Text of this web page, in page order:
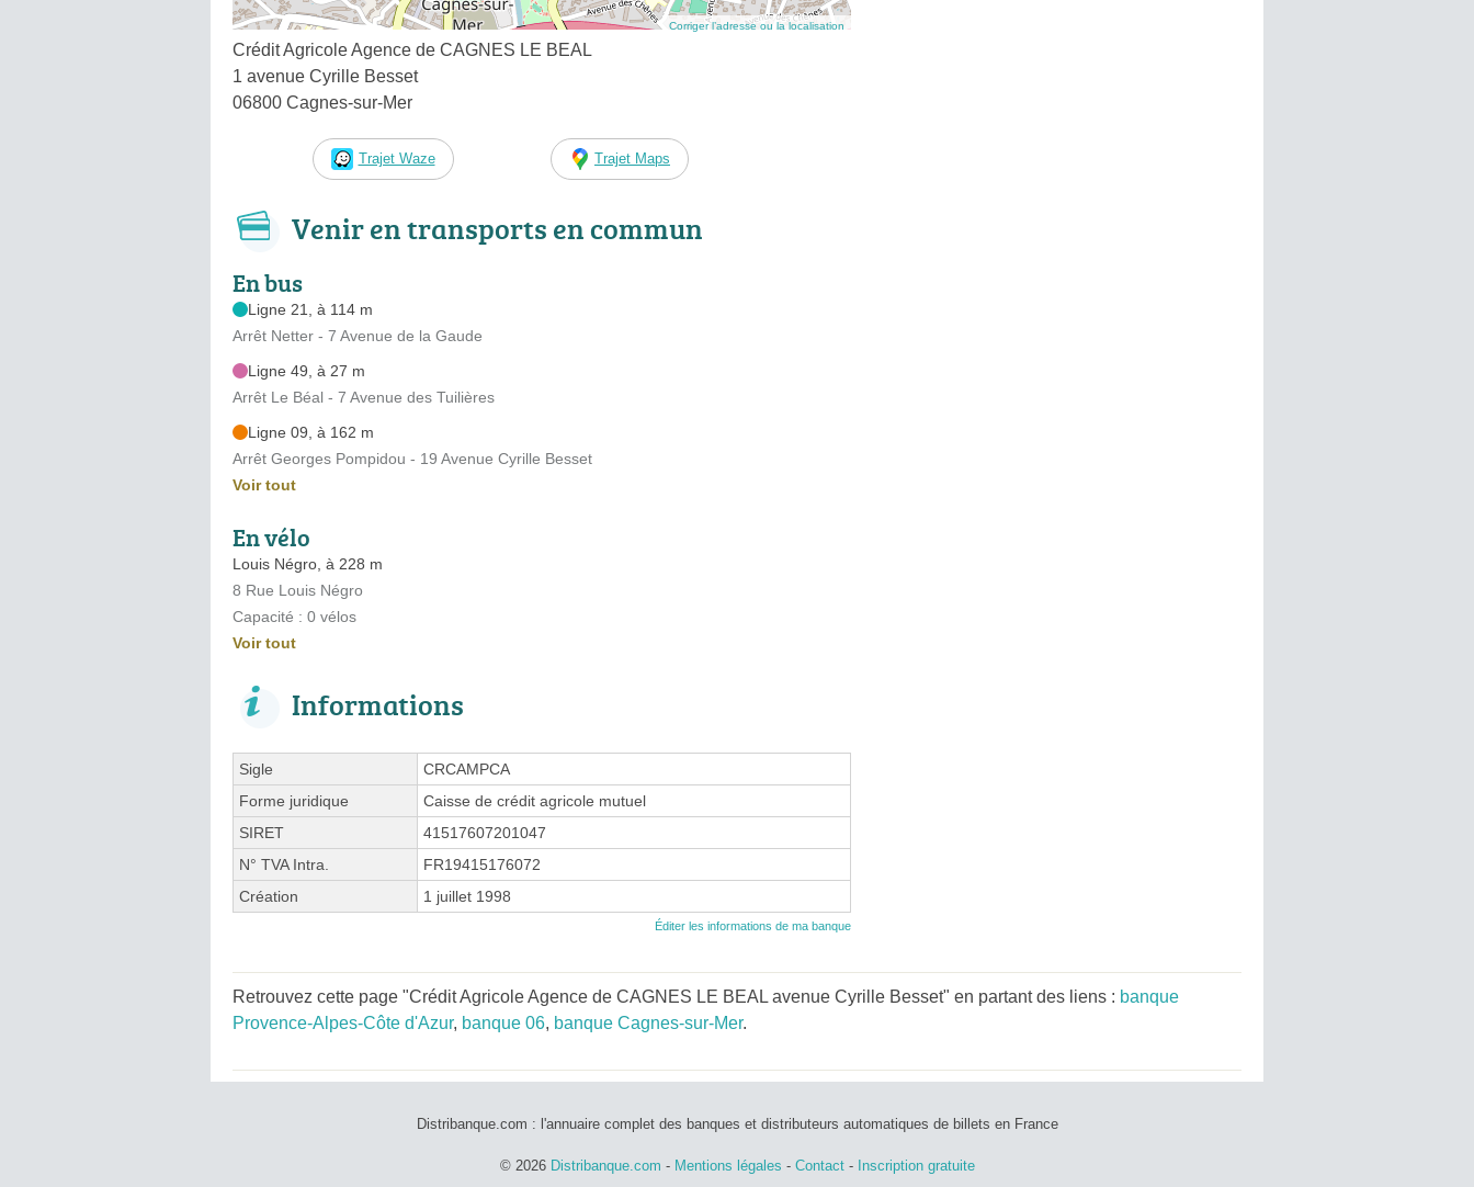
Corriger l’adresse ou la localisation
Crédit Agricole Agence de CAGNES LE BEAL
1 avenue Cyrille Besset
06800 Cagnes-sur-Mer
Trajet Waze Trajet Maps
Venir en transports en commun
En bus
Ligne 21, à 114 m
Arrêt Netter - 7 Avenue de la Gaude
Ligne 49, à 27 m
Arrêt Le Béal - 7 Avenue des Tuilières
Ligne 09, à 162 m
Arrêt Georges Pompidou - 19 Avenue Cyrille Besset
Voir tout
En vélo
Louis Négro, à 228 m
8 Rue Louis Négro
Capacité : 0 vélos
Voir tout
Informations
Sigle
CRCAMPCA
Forme juridique
Caisse de crédit agricole mutuel
SIRET
41517607201047
N° TVA Intra.
FR19415176072
Création
1 juillet 1998
Éditer les informations de ma banque
Retrouvez cette page "Crédit Agricole Agence de CAGNES LE BEAL avenue Cyrille Besset" en partant des liens : banque
Provence-Alpes-Côte d'Azur, banque 06, banque Cagnes-sur-Mer.
Distribanque.com : l'annuaire complet des banques et distributeurs automatiques de billets en France
© 2026 Distribanque.com - Mentions légales - Contact- Inscription gratuite